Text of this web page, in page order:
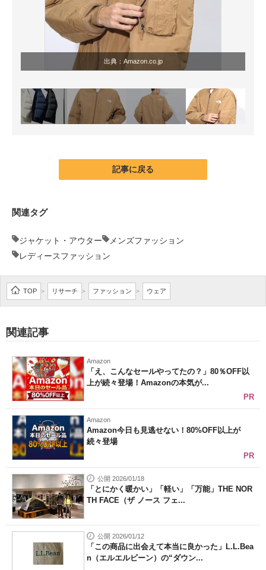
出典： Amazon.co.jp
記事に戻る
関連タグ
ジャケット・アウター
メンズファッション
レディースファッション
TOP > リサーチ > ファッション > ウェア
関連記事
Amazon
「え、こんなセールやってたの？」80％OFF以
上が続々登場！Amazonの本気が...
PR
Amazon
Amazon今日も見逃せない！80%OFF以上が
続々登場
PR
公開 2026/01/18
「とにかく暖かい」「軽い」「万能」THE NOR
TH FACE（ザ ノース フェ...
公開 2026/01/12
「この商品に出会えて本当に良かった」L.L.Bea
n（エルエルビーン）の“ダウン...